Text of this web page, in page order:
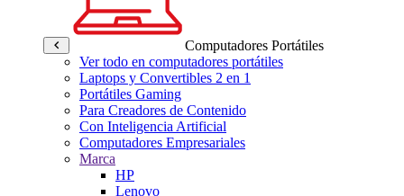
Computadores Portátiles
Ver todo en computadores portátiles
Laptops y Convertibles 2 en 1
Portátiles Gaming
Para Creadores de Contenido
Con Inteligencia Artificial
Computadores Empresariales
Marca
HP
Lenovo